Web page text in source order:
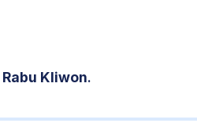
Rabu Kliwon.